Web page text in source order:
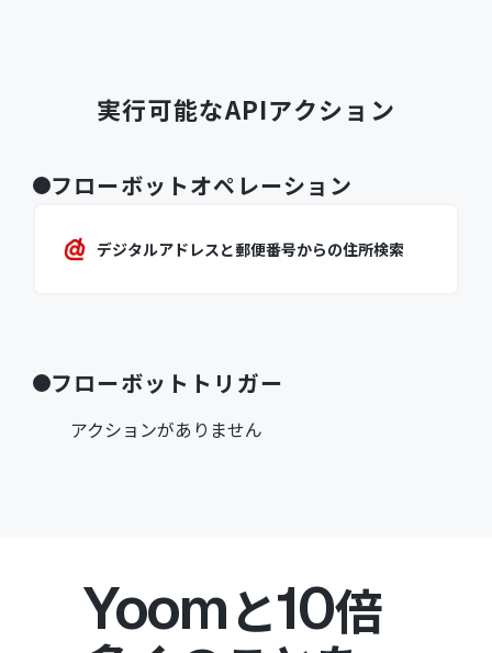
実行可能なAPIアクション
フローボットオペレーション
デジタルアドレスと郵便番号からの住所検索
フローボットトリガー
アクションがありません
Yoomと10倍